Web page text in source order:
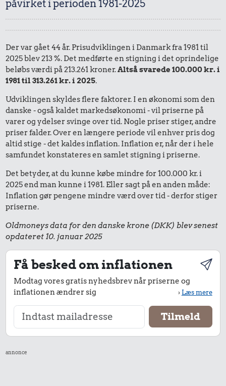
påvirket i perioden 1981-2025
Der var gået 44 år. Prisudviklingen i Danmark fra 1981 til
2025 blev 213 %. Det medførte en stigning i det oprindelige
beløbs værdi på 213.261 kroner.Altså svarede 100.000 kr. i
1981 til 313.261 kr. i 2025.
Udviklingen skyldes flere faktorer. I en økonomi som den
danske - også kaldet markedsøkonomi - vil priserne på
varer og ydelser svinge over tid. Nogle priser stiger, andre
priser falder. Over en længere periode vil enhver pris dog
altid stige - det kaldes inflation. Inflation er, når der i hele
samfundet konstateres en samlet stigning i priserne.
Det betyder, at du kunne købe mindre for 100.000 kr. i
2025 end man kunne i 1981. Eller sagt på en anden måde:
Inflation gør pengene mindre værd over tid - derfor stiger
priserne.
Oldmoneys data for den danske krone (DKK) blev senest
opdateret 10. januar 2025
Få besked om inflationen
Modtag vores gratis nyhedsbrev når priserne og
inflationen ændrer sig
›Læs mere
annonce